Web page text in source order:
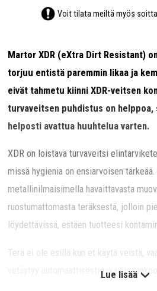
Voit tilata meiltä myös
Martor XDR (eXtra Dirt Resistant)
torjuu entistä paremmin likaa ja
eivät tahmetu kiinni XDR-veitsen
turvaveitsen puhdistus on
helposti avattua huuhtelua varten.
XDR on loistava turvaveitsi
missä hygienia on ensiarvoisen
metallinilmaisimella havaittavasta
ruostumattomasta teräksestä, jolloin
löydettävissä, estäen tuotteesi
Terä ei ole esillä kun et käytä veistä,
vetäytyy automaattisesti takaisin
Lue lisää